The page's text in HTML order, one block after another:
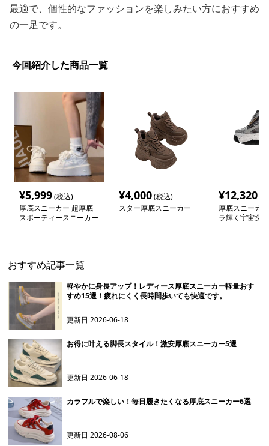
最適で、個性的なファッションを楽しみたい方におすすめ
の一足です。
今回紹介した商品一覧
¥5,999(税込)
厚底スニーカー 超厚底
スポーティースニーカー
¥4,000(税込)
スター厚底スニーカー
¥12,320
厚底スニーカ
ラ輝く宇宙探
おすすめ記事一覧
軽やかに身長アップ！レディース厚底スニーカー軽量おす
すめ15選！疲れにくく長時間歩いても快適です。
更新日2026-06-18
お得に叶える脚長スタイル！激安厚底スニーカー5選
更新日2026-06-18
カラフルで楽しい！毎日履きたくなる厚底スニーカー6選
更新日2026-08-06